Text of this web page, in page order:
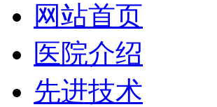
网站首页
医院介绍
先进技术